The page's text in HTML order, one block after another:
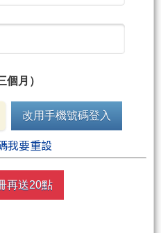
算中心為何要「上
月）
改用手機號碼登入
我要重設
再送20點